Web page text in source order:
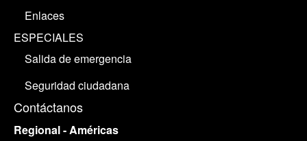
Enlaces
ESPECIALES
Salida de emergencia
Seguridad ciudadana
Contáctanos
Regional - Américas